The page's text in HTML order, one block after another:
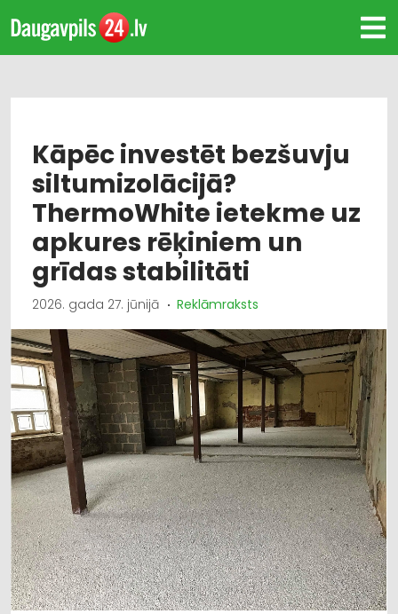
Kāpēc investēt bezšuvju
siltumizolācijā?
ThermoWhite ietekme uz
apkures rēķiniem un
grīdas stabilitāti
2026. gada 27. jūnijā Reklāmraksts